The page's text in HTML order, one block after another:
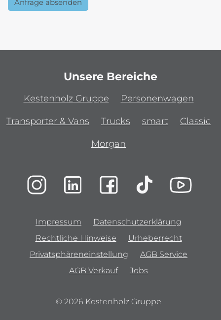
Anfrage absenden
Unsere Bereiche
Kestenholz Gruppe Personenwagen
Transporter & Vans Trucks smart Classic
Morgan
Impressum
Datenschutzerklärung
Rechtliche Hinweise
Urheberrecht
Privatsphäreneinstellung
AGB Service
AGB Verkauf
Jobs
© 2026 Kestenholz Gruppe